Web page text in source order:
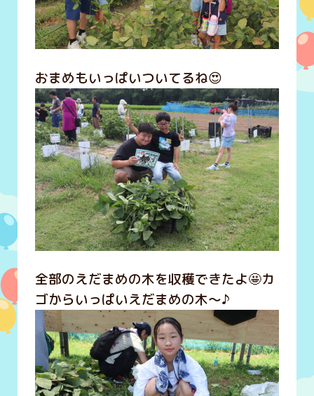
おまめもいっぱいついてるね😍
全部のえだまめの木を収穫できたよ🤩カ
ゴからいっぱいえだまめの木～♪